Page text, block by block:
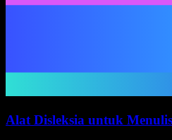
Alat Disleksia untuk Menulis